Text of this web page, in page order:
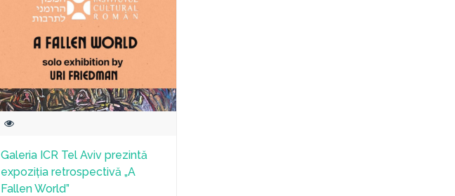
Galeria ICR Tel Aviv prezintă
expoziția retrospectivă „A
Fallen World”